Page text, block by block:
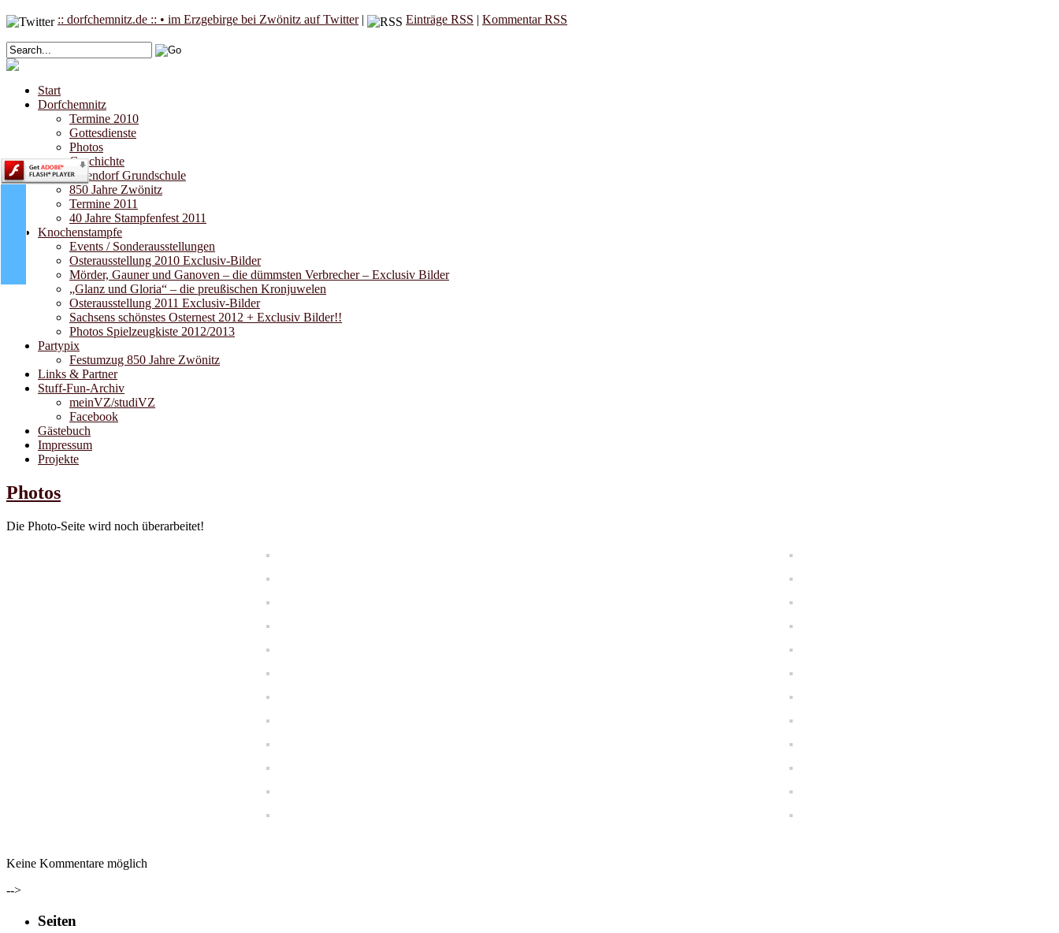
:: dorfchemnitz.de :: • im Erzgebirge bei Zwönitz auf Twitter| Einträge RSS | Kommentar RSS
Start
Dorfchemnitz
Termine 2010
Gottesdienste
Photos
Geschichte
Pufendorf Grundschule
850 Jahre Zwönitz
Termine 2011
40 Jahre Stampfenfest 2011
Knochenstampfe
Events / Sonderausstellungen
Osterausstellung 2010 Exclusiv-Bilder
Mörder, Gauner und Ganoven – die dümmsten Verbrecher – Exclusiv Bilder
„Glanz und Gloria“ – die preußischen Kronjuwelen
Osterausstellung 2011 Exclusiv-Bilder
Sachsens schönstes Osternest 2012 + Exclusiv Bilder!!
Photos Spielzeugkiste 2012/2013
Partypix
Festumzug 850 Jahre Zwönitz
Links & Partner
Stuff-Fun-Archiv
meinVZ/studiVZ
Facebook
Gästebuch
Impressum
Projekte
Photos
Die Photo-Seite wird noch überarbeitet!
Keine Kommentare möglich
-->
Seiten